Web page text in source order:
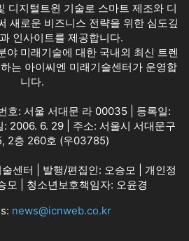
디지털트윈 기술로 스마트 제조와 디
새로운 비즈니스 전략을 위한 심도깊
인사이트를 제공합니다.
야 미래기술에 대한 국내외 최신 트렌
는 아이씨엔 미래기술센터가 운영합
니다.
호: 서울 서대문 라 00035 | 등록일:
2006. 6. 29 | 주소: 서울시 서대문구
2층 260호 (우03785)
센터 | 발행/편집인: 오승모 | 개인정
모 | 청소년보호책임자: 오윤경
news@icnweb.co.kr